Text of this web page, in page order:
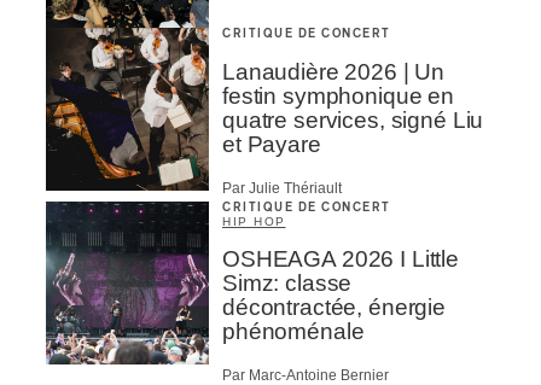
CRITIQUE DE CONCERT
Lanaudière 2026 | Un
festin symphonique en
quatre services, signé Liu
et Payare
Par Julie Thériault
CRITIQUE DE CONCERT
HIP HOP
OSHEAGA 2026 I Little
Simz: classe
décontractée, énergie
phénoménale
Par Marc-Antoine Bernier